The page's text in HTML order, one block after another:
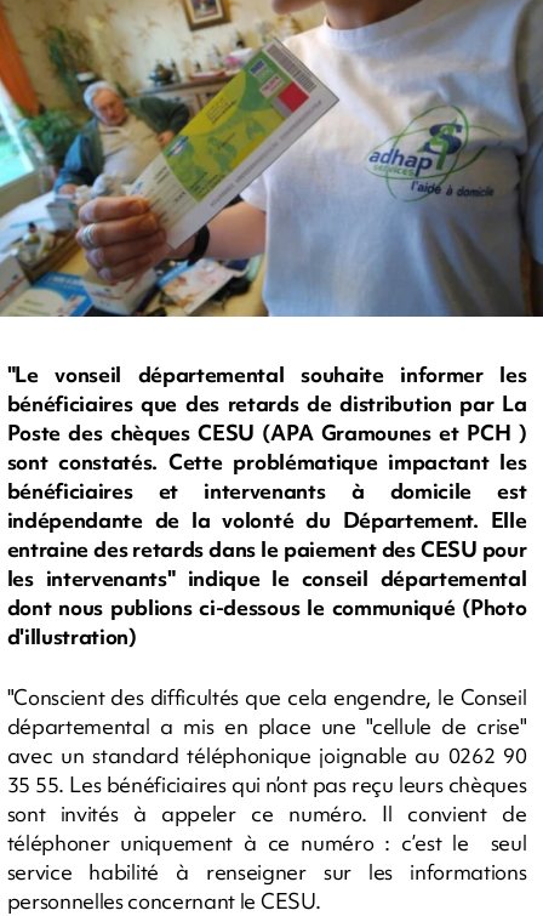
"Le vonseil départemental souhaite informer les
bénéficiaires que des retards de distribution par La
Poste des chèques CESU (APA Gramounes et PCH )
sont constatés. Cette problématique impactant les
bénéficiaires et intervenants à domicile est
indépendante de la volonté du Département. Elle
entraine des retards dans le paiement des CESU pour
les intervenants" indique le conseil départemental
dont nous publions ci-dessous le communiqué (Photo
d'illustration)
"Conscient des difficultés que cela engendre, le Conseil
départemental a mis en place une "cellule de crise"
avec un standard téléphonique joignable au 0262 90
35 55. Les bénéficiaires qui n’ont pas reçu leurs chèques
sont invités à appeler ce numéro. Il convient de
téléphoner uniquement à ce numéro : c’est le seul
service habilité à renseigner sur les informations
personnelles concernant le CESU.